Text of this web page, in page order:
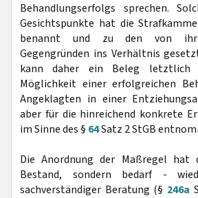
Behandlungserfolgs sprechen.
Gesichtspunkte hat die
benannt und zu den von ihr
Gegengründen ins Verhältnis
kann daher ein Beleg
Möglichkeit einer erfolgreichen
Angeklagten in einer
aber für die hinreichend konkrete
im Sinne des § 64Satz 2 StGB
Die Anordnung der Maßregel hat
Bestand, sondern bedarf -
sachverständiger Beratung (§ 246a